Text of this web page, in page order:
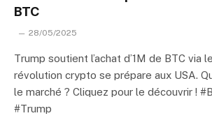
BTC
28/05/2025
Trump soutient l’achat d’1M de BTC via
révolution crypto se prépare aux USA.
le marché ? Cliquez pour le découvrir !
#Trump